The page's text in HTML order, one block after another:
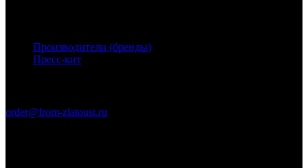
Производители (бренды)
Пресс-кит
order@from-zlatoust.ru